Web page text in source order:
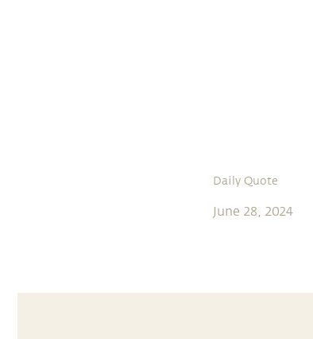
Daily Quote
June 28, 2024